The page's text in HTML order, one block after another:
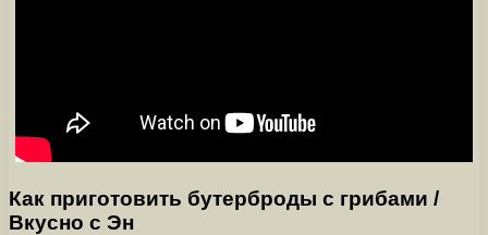
Как приготовить бутерброды с грибами /
Вкусно с Эн